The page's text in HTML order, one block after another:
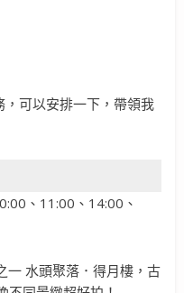
可以安排一下，帶領我
、11:00、14:00、